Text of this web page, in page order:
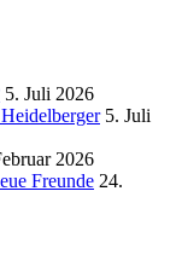
5. Juli 2026
5. Juli
2026
Freunde 24.